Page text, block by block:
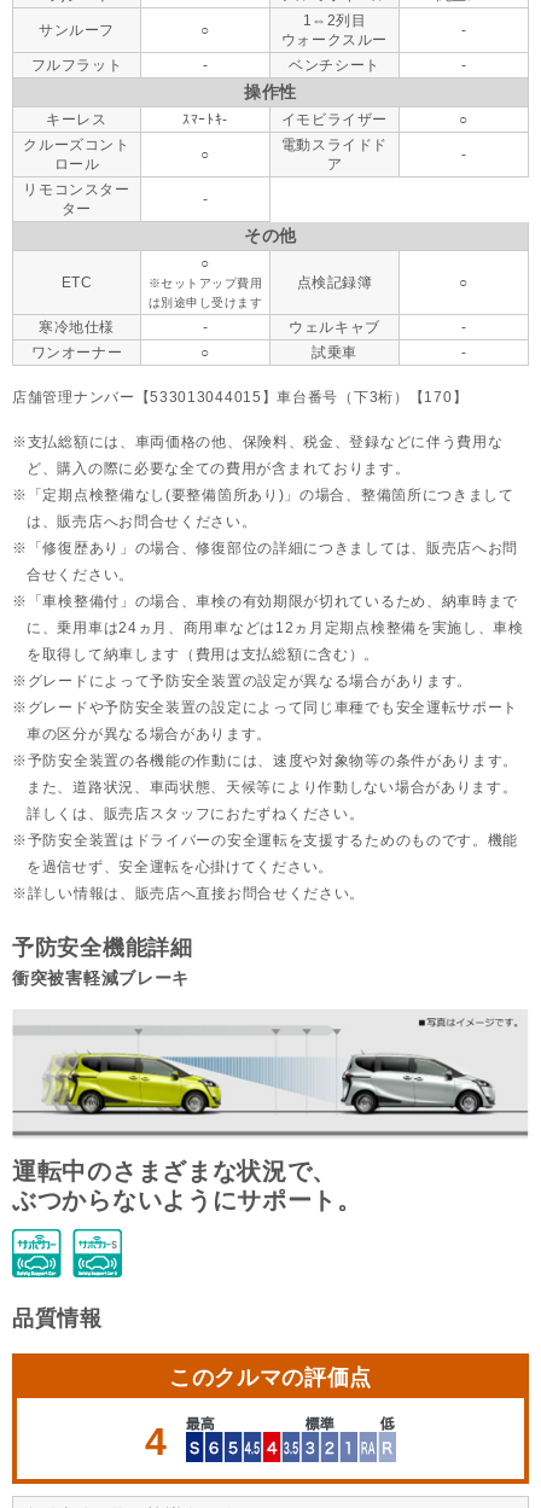
サンルーフ ○
1⇔2列目
ウォークスルー
-
フルフラット - ベンチシート -
操作性
キーレス ｽﾏｰﾄｷ- イモビライザー
○
クルーズコント
ロール
○
電動スライドド
ア
-
リモコンスター
ター
-
その他
ETC
○
※セットアップ費用
は別途申し受けます
点検記録簿 ○
寒冷地仕様 - ウェルキャブ
-
ワンオーナー
○ 試乗車 -
店舗管理ナンバー【533013044015】車台番号（下3桁）【170】
支払総額には、車両価格の他、保険料、税金、登録などに伴う費用な
ど、購入の際に必要な全ての費用が含まれております。
「定期点検整備なし(要整備箇所あり)」の場合、整備箇所につきまして
は、販売店へお問合せください。
「修復歴あり」の場合、修復部位の詳細につきましては、販売店へお問
合せください。
「車検整備付」の場合、車検の有効期限が切れているため、納車時まで
に、乗用車は24ヵ月、 商用車などは12ヵ月定期点検整備を実施し、車検
を取得して納車します（費用は支払総額に含む）。
グレードによって予防安全装置の設定が異なる場合があります。
グレードや予防安全装置の設定によって同じ車種でも安全運転サポート
車の区分が異なる場合があります。
予防安全装置の各機能の作動には、速度や対象物等の条件があります。
また、道路状況、車両状態、天候等により作動しない場合があります。
詳しくは、販売店スタッフにおたずねください。
予防安全装置はドライバーの安全運転を支援するためのものです。機能
を過信せず、安全運転を心掛けてください。
詳しい情報は、販売店へ直接お問合せください。
予防安全機能詳細
衝突被害軽減ブレーキ
運転中のさまざまな状況で、
ぶつからないようにサポート。
品質情報
このクルマの評価点
4